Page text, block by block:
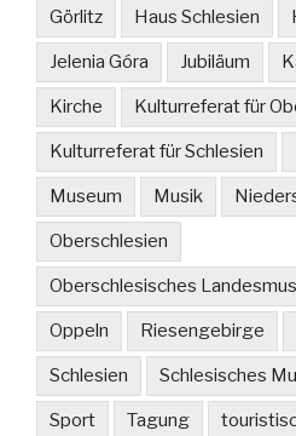
Görlitz Haus Schlesien
Jelenia Góra Jubiläum
Kirche Kulturreferat für
Kulturreferat für Schlesien
Museum Musik
Oberschlesien
Oberschlesisches
Oppeln Riesengebirge
Schlesien Schlesisches
Sport Tagung